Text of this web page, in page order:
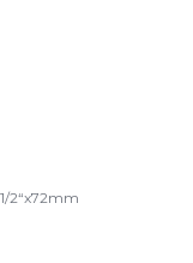
2“x72mm